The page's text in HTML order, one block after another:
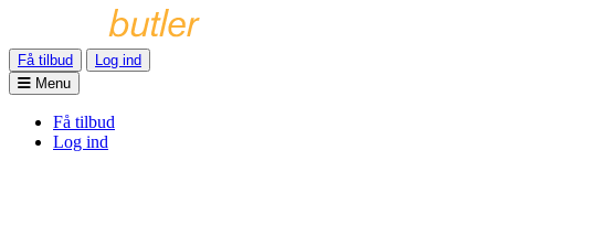
Få tilbud
Log ind
Menu
Få tilbud
Log ind